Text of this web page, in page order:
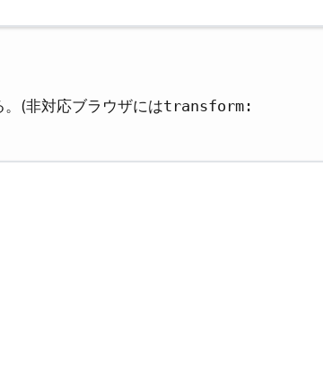
(非対応ブラウザにはtransform: